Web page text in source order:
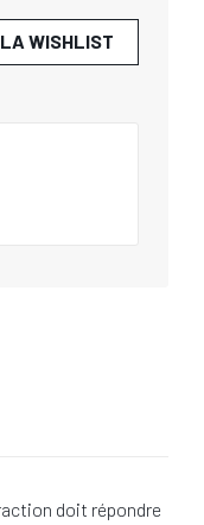
WISHLIST
doit répondre